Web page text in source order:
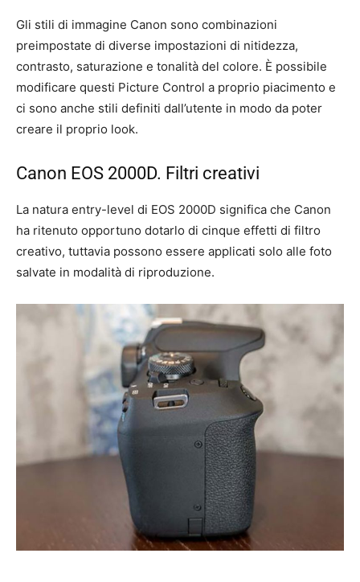
Gli stili di immagine Canon sono combinazioni
preimpostate di diverse impostazioni di nitidezza,
contrasto, saturazione e tonalità del colore. È possibile
modificare questi Picture Control a proprio piacimento e
ci sono anche stili definiti dall’utente in modo da poter
creare il proprio look.
Canon EOS 2000D. Filtri creativi
La natura entry-level di EOS 2000D significa che Canon
ha ritenuto opportuno dotarlo di cinque effetti di filtro
creativo, tuttavia possono essere applicati solo alle foto
salvate in modalità di riproduzione.